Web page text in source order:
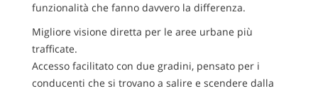
funzionalità che fanno davvero la differenza.
Migliore visione diretta per le aree urbane più
trafficate.
Accesso facilitato con due gradini, pensato per i
conducenti che si trovano a salire e scendere dalla